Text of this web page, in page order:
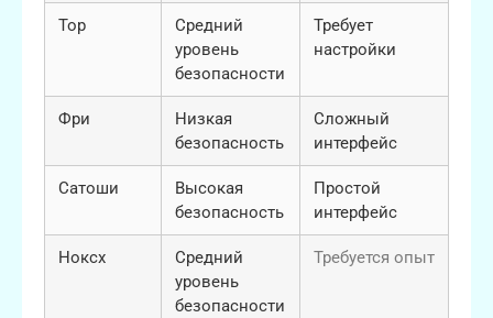
Тор
Средний
уровень
безопасности
Требует
настройки
Фри
Низкая
безопасность
Сложный
интерфейс
Сатоши
Высокая
безопасность
Простой
интерфейс
Ноксx
Средний
уровень
безопасности
Требуется опыт